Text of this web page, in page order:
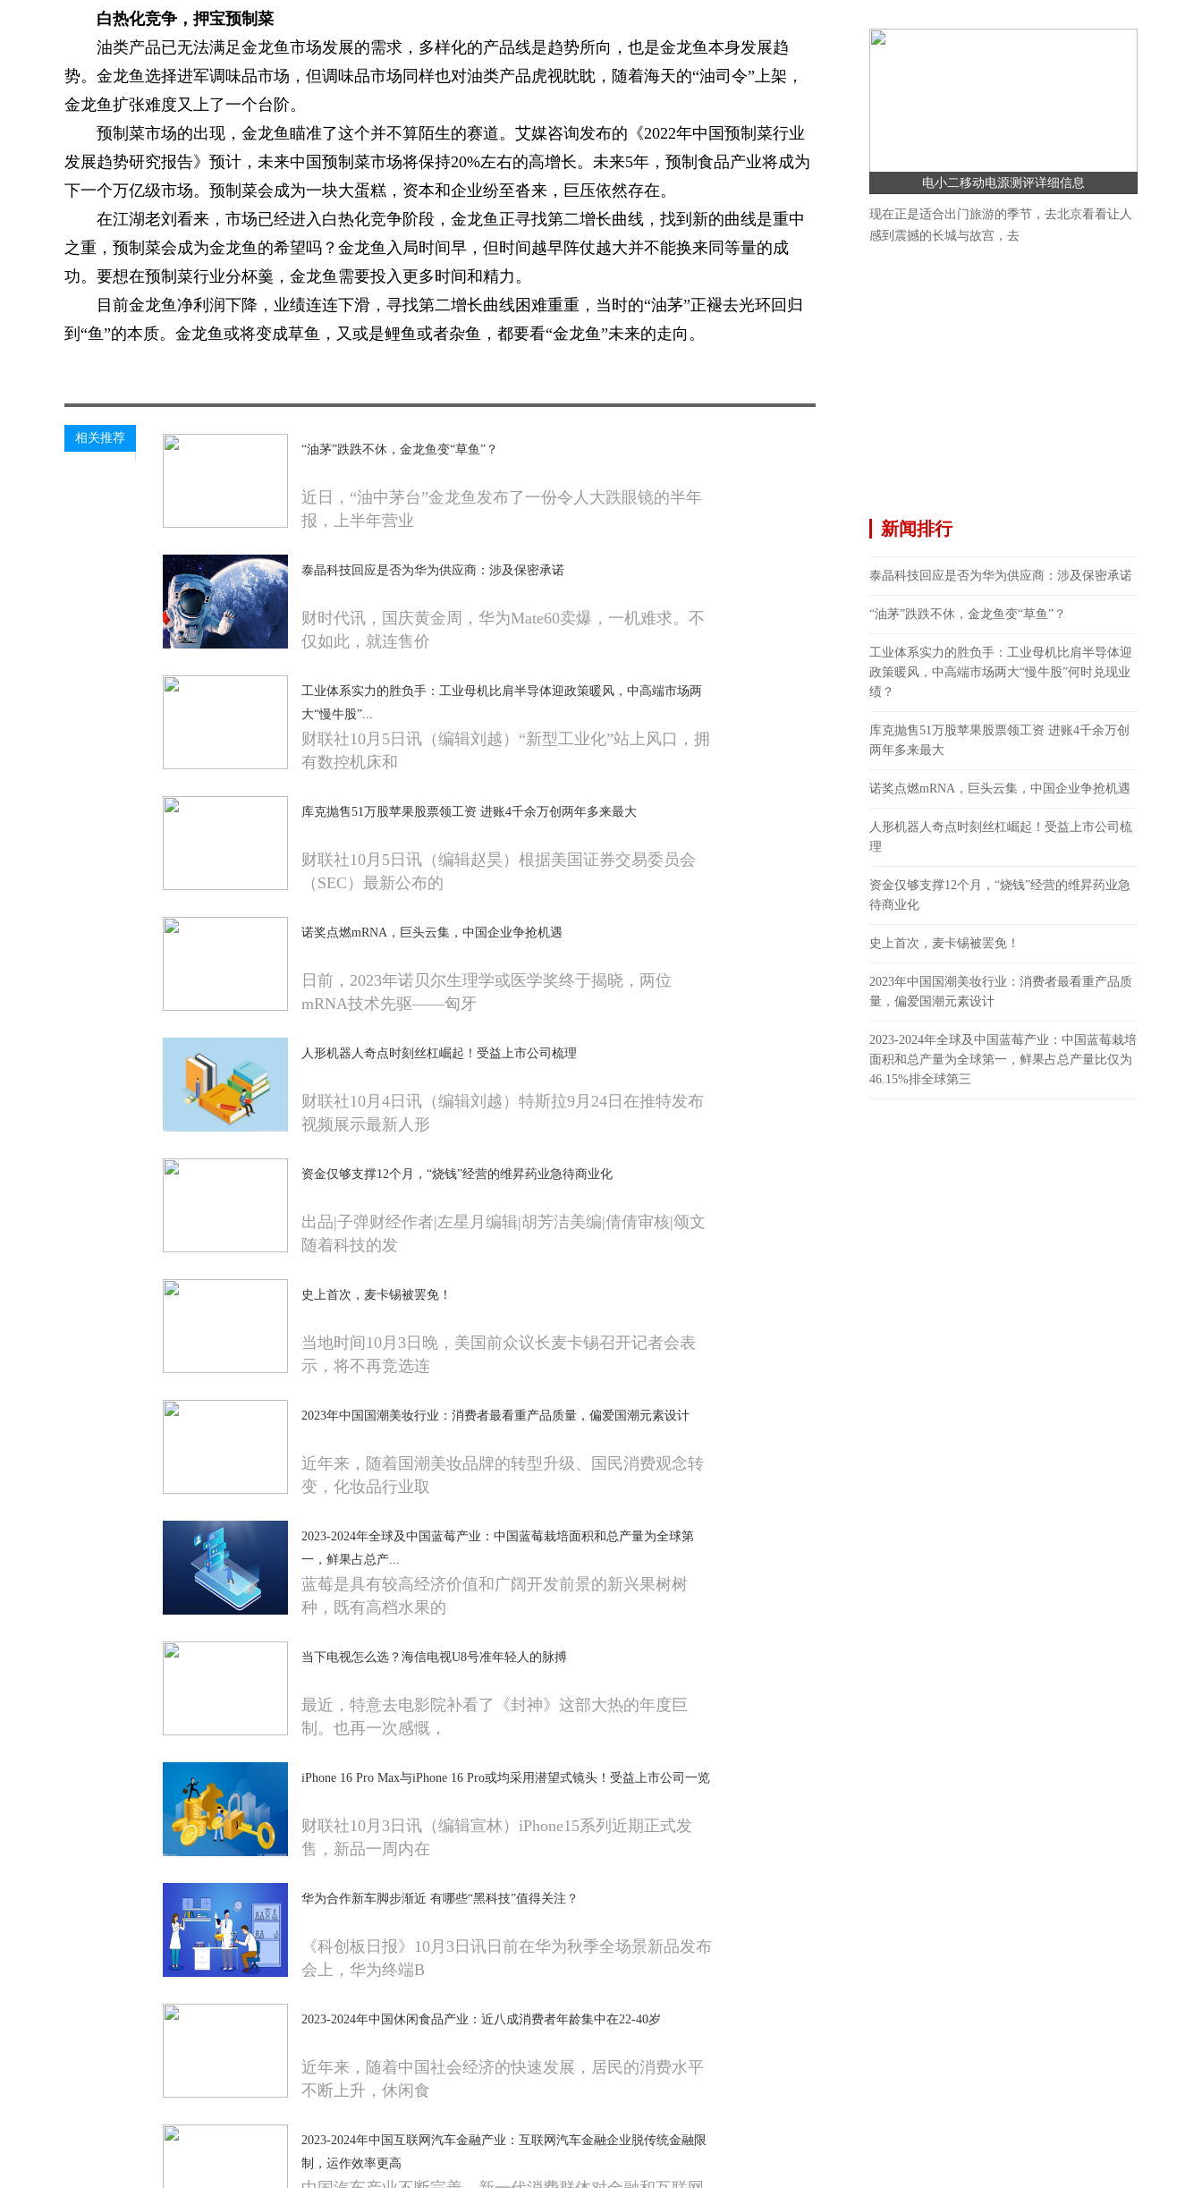
白热化竞争，押宝预制菜
油类产品已无法满足金龙鱼市场发展的需求，多样化的产品线是趋势所向，也是金龙鱼本身发展趋
势。金龙鱼选择进军调味品市场，但调味品市场同样也对油类产品虎视眈眈，随着海天的“油司令”上架，
金龙鱼扩张难度又上了一个台阶。
预制菜市场的出现，金龙鱼瞄准了这个并不算陌生的赛道。艾媒咨询发布的《2022年中国预制菜行业
发展趋势研究报告》预计，未来中国预制菜市场将保持20%左右的高增长。未来5年，预制食品产业将成为
下一个万亿级市场。预制菜会成为一块大蛋糕，资本和企业纷至沓来，巨压依然存在。
在江湖老刘看来，市场已经进入白热化竞争阶段，金龙鱼正寻找第二增长曲线，找到新的曲线是重中
之重，预制菜会成为金龙鱼的希望吗？金龙鱼入局时间早，但时间越早阵仗越大并不能换来同等量的成
功。要想在预制菜行业分杯羹，金龙鱼需要投入更多时间和精力。
目前金龙鱼净利润下降，业绩连连下滑，寻找第二增长曲线困难重重，当时的“油茅”正褪去光环回归
到“鱼”的本质。金龙鱼或将变成草鱼，又或是鲤鱼或者杂鱼，都要看“金龙鱼”未来的走向。
相关推荐
“油茅”跌跌不休，金龙鱼变“草鱼”？
近日，“油中茅台”金龙鱼发布了一份令人大跌眼镜的半年
报，上半年营业
泰晶科技回应是否为华为供应商：涉及保密承诺
财时代讯，国庆黄金周，华为Mate60卖爆，一机难求。不
仅如此，就连售价
工业体系实力的胜负手：工业母机比肩半导体迎政策暖风，中高端市场两
大“慢牛股”...
财联社10月5日讯（编辑刘越）“新型工业化”站上风口，拥
有数控机床和
库克抛售51万股苹果股票领工资 进账4千余万创两年多来最大
财联社10月5日讯（编辑赵昊）根据美国证券交易委员会
（SEC）最新公布的
诺奖点燃mRNA，巨头云集，中国企业争抢机遇
日前，2023年诺贝尔生理学或医学奖终于揭晓，两位
mRNA技术先驱——匈牙
人形机器人奇点时刻丝杠崛起！受益上市公司梳理
财联社10月4日讯（编辑刘越）特斯拉9月24日在推特发布
视频展示最新人形
资金仅够支撑12个月，“烧钱”经营的维昇药业急待商业化
出品|子弹财经作者|左星月编辑|胡芳洁美编|倩倩审核|颂文
随着科技的发
史上首次，麦卡锡被罢免！
当地时间10月3日晚，美国前众议长麦卡锡召开记者会表
示，将不再竞选连
2023年中国国潮美妆行业：消费者最看重产品质量，偏爱国潮元素设计
近年来，随着国潮美妆品牌的转型升级、国民消费观念转
变，化妆品行业取
2023-2024年全球及中国蓝莓产业：中国蓝莓栽培面积和总产量为全球第
一，鲜果占总产...
蓝莓是具有较高经济价值和广阔开发前景的新兴果树树
种，既有高档水果的
当下电视怎么选？海信电视U8号准年轻人的脉搏
最近，特意去电影院补看了《封神》这部大热的年度巨
制。也再一次感慨，
iPhone 16 Pro Max与iPhone 16 Pro或均采用潜望式镜头！受益上市公司一览
财联社10月3日讯（编辑宣林）iPhone15系列近期正式发
售，新品一周内在
华为合作新车脚步渐近 有哪些“黑科技”值得关注？
《科创板日报》10月3日讯日前在华为秋季全场景新品发布
会上，华为终端B
2023-2024年中国休闲食品产业：近八成消费者年龄集中在22-40岁
近年来，随着中国社会经济的快速发展，居民的消费水平
不断上升，休闲食
2023-2024年中国互联网汽车金融产业：互联网汽车金融企业脱传统金融限
制，运作效率更高
电小二移动电源测评详细信息
现在正是适合出门旅游的季节，去北京看看让人
感到震撼的长城与故宫，去
新闻排行
泰晶科技回应是否为华为供应商：涉及保密承诺
“油茅”跌跌不休，金龙鱼变“草鱼”？
工业体系实力的胜负手：工业母机比肩半导体迎
政策暖风，中高端市场两大“慢牛股”何时兑现业
绩？
库克抛售51万股苹果股票领工资 进账4千余万创
两年多来最大
诺奖点燃mRNA，巨头云集，中国企业争抢机遇
人形机器人奇点时刻丝杠崛起！受益上市公司梳
理
资金仅够支撑12个月，“烧钱”经营的维昇药业急
待商业化
史上首次，麦卡锡被罢免！
2023年中国国潮美妆行业：消费者最看重产品质
量，偏爱国潮元素设计
2023-2024年全球及中国蓝莓产业：中国蓝莓栽培
面积和总产量为全球第一，鲜果占总产量比仅为
46.15%排全球第三